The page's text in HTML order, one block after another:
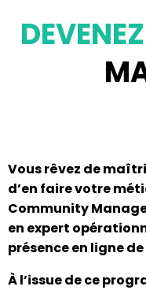
DEVENEZ
Vous rêvez de
d’en faire votre
Community
en expert
présence en ligne de
À l’issue de ce